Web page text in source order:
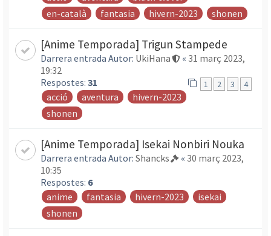
en-català
fantasia hivern-2023 shonen
[Anime Temporada] Trigun Stampede
Darrera entrada Autor: UkiHana « 31 març 2023,
19:32
Respostes: 31 1 2 3 4
acció aventura
hivern-2023
shonen
[Anime Temporada] Isekai Nonbiri Nouka
Darrera entrada Autor: Shancks « 30 març 2023,
10:35
Respostes: 6
anime
fantasia hivern-2023
isekai
shonen